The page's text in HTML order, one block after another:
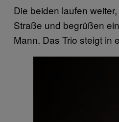
Die beiden laufen
Straße und begrüßen
Mann. Das Trio steigt in